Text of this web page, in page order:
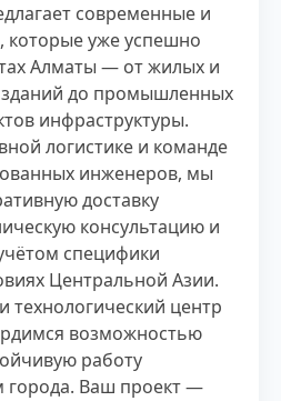
современные и
уже успешно
Алматы — от жилых и
до промышленных
инфраструктуры.
логистике и команде
инженеров, мы
доставку
консультацию и
специфики
Центральной Азии.
центр
возможностью
работу
города. Ваш проект —